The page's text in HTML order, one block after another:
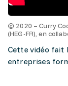
© 2020 – Curry
(HEG-FR), en
Cette vidéo fait
entreprises